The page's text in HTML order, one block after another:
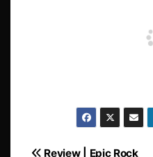
Review | Epic Rock